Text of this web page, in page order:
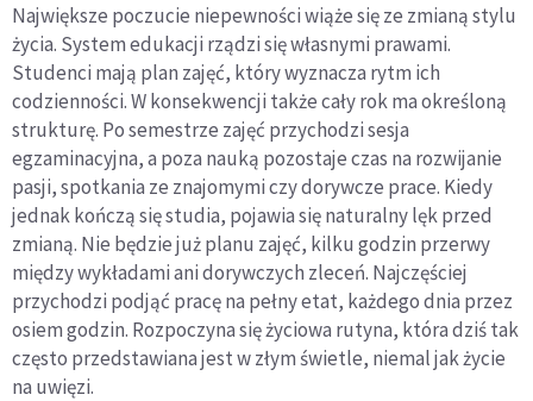
Największe poczucie niepewności wiąże się ze zmianą stylu
życia. System edukacji rządzi się własnymi prawami.
Studenci mają plan zajęć, który wyznacza rytm ich
codzienności. W konsekwencji także cały rok ma określoną
strukturę. Po semestrze zajęć przychodzi sesja
egzaminacyjna, a poza nauką pozostaje czas na rozwijanie
pasji, spotkania ze znajomymi czy dorywcze prace. Kiedy
jednak kończą się studia, pojawia się naturalny lęk przed
zmianą. Nie będzie już planu zajęć, kilku godzin przerwy
między wykładami ani dorywczych zleceń. Najczęściej
przychodzi podjąć pracę na pełny etat, każdego dnia przez
osiem godzin. Rozpoczyna się życiowa rutyna, która dziś tak
często przedstawiana jest w złym świetle, niemal jak życie
na uwięzi.